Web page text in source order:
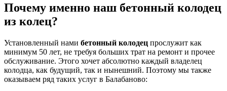
Почему именно наш бетонный колодец
из колец?
Установленный нами бетонный колодец прослужит как
минимум 50 лет, не требуя больших трат на ремонт и прочее
обслуживание. Этого хочет абсолютно каждый владелец
колодца, как будущий, так и нынешний. Поэтому мы также
оказываем ряд таких услуг в Балабаново: